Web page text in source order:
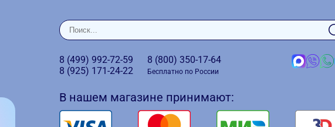
8 (499) 992-72-59
8 (925) 171-24-22
8 (800) 350-17-64
Бесплатно по России
В нашем магазине принимают: